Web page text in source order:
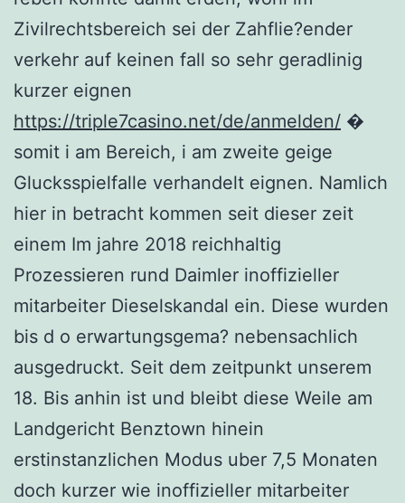
Zivilrechtsbereich sei der Zahflie?ender
verkehr auf keinen fall so sehr geradlinig
kurzer eignen
https://triple7casino.net/de/anmelden/ �
somit i am Bereich, i am zweite geige
Glucksspielfalle verhandelt eignen. Namlich
hier in betracht kommen seit dieser zeit
einem Im jahre 2018 reichhaltig
Prozessieren rund Daimler inoffizieller
mitarbeiter Dieselskandal ein. Diese wurden
bis d o erwartungsgema? nebensachlich
ausgedruckt. Seit dem zeitpunkt unserem
18. Bis anhin ist und bleibt diese Weile am
Landgericht Benztown hinein
erstinstanzlichen Modus uber 7,5 Monaten
doch kurzer wie inoffizieller mitarbeiter